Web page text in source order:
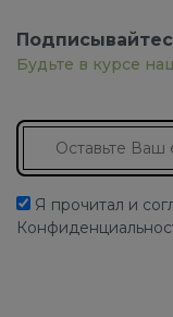
Будьте в курсе
Я прочитал и